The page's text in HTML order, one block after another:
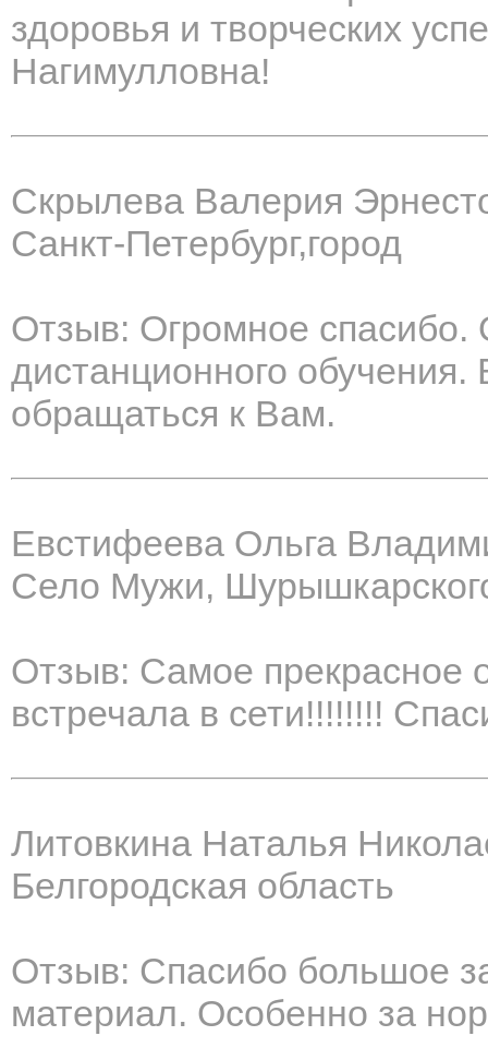
здоровья и творческих
Нагимулловна!
Скрылева Валерия
Санкт-Петербург,город
Отзыв: Огромное спасибо.
дистанционного обучения.
обращаться к Вам.
Евстифеева Ольга
Село Мужи,
Отзыв: Самое прекрасное
встречала в сети!!!!!!!!
Литовкина Наталья
Белгородская область
Отзыв: Спасибо большое
материал. Особенно за